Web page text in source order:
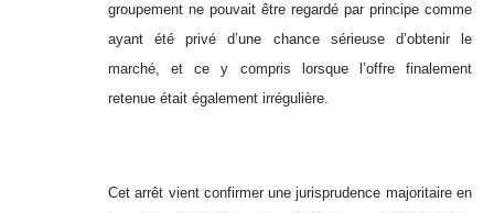
groupement ne pouvait être regardé par principe comme
ayant été privé d’une chance sérieuse d’obtenir le
marché, et ce y compris lorsque l’offre finalement
retenue était également irrégulière.
Cet arrêt vient confirmer une jurisprudence majoritaire en